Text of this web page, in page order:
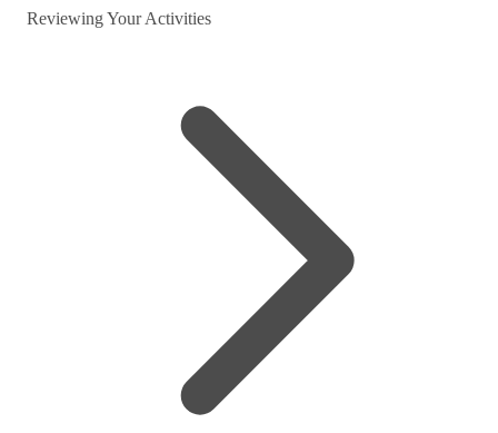
Reviewing Your Activities